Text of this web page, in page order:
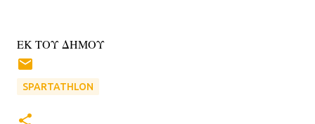
ΕΚ ΤΟΥ ΔΗΜΟΥ
SPARTATHLON